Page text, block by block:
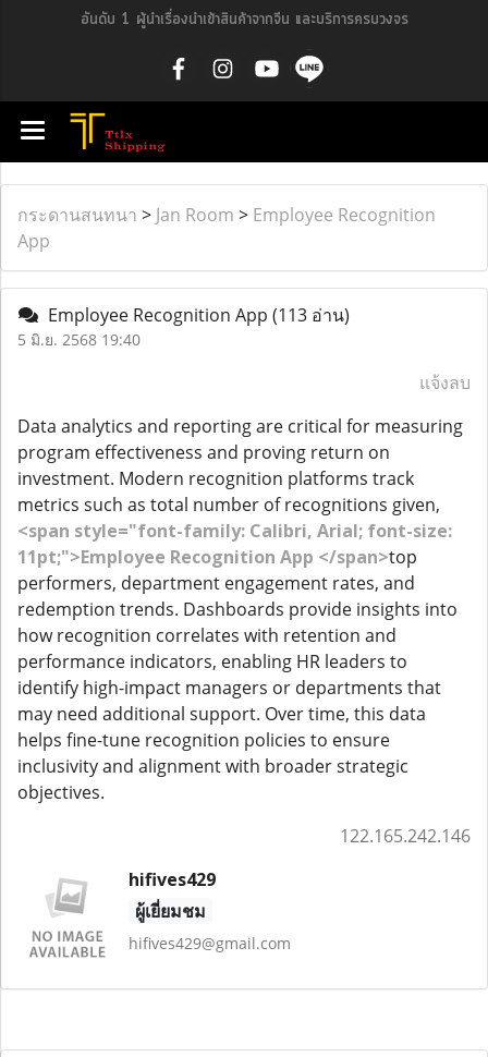
อันดับ 1 ผู้นำเรื่องนำเข้าสินค้าจากจีน และบริการครบวงจร
กระดานสนทนา > Jan Room > Employee Recognition
App
Employee Recognition App (113 อ่าน)
5 มิ.ย. 2568 19:40
แจ้งลบ
Data analytics and reporting are critical for measuring
program effectiveness and proving return on
investment. Modern recognition platforms track
metrics such as total number of recognitions given,
<span style="font-family: Calibri, Arial; font-size:
11pt;">Employee Recognition App </span>top
performers, department engagement rates, and
redemption trends. Dashboards provide insights into
how recognition correlates with retention and
performance indicators, enabling HR leaders to
identify high-impact managers or departments that
may need additional support. Over time, this data
helps fine-tune recognition policies to ensure
inclusivity and alignment with broader strategic
objectives.
122.165.242.146
hifives429
ผู้เยี่ยมชม
hifives429@gmail.com